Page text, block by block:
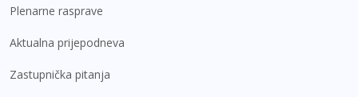
Plenarne rasprave
Aktualna prijepodneva
Zastupnička pitanja